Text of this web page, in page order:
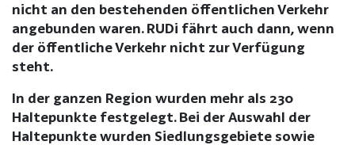
nicht an den bestehenden öffentlichen Verkehr
angebunden waren. RUDi fährt auch dann, wenn
der öffentliche Verkehr nicht zur Verfügung
steht.
In der ganzen Region wurden mehr als 230
Haltepunkte festgelegt. Bei der Auswahl der
Haltepunkte wurden Siedlungsgebiete sowie